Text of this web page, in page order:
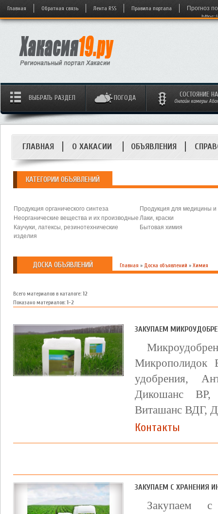
Главная Обратная связь Лента RSS Правила портала
Прогноз
ВЫБРАТЬ РАЗДЕЛ ПОГОДА СОСТОЯНИЕ
Онлайн камеры
ГЛАВНАЯ О ХАКАСИИ ОБЪЯВЛЕНИЯ
КАТЕГОРИИ ОБЪЯВЛЕНИЙ
Продукция органического синтеза
Продукция для медицины
Неорганические вещества и их производные Лаки, краски
Каучуки, латексы, резинотехнические
изделия
Бытовая химия
ДОСКА ОБЪЯВЛЕНИЙ Главная » Доска объявлений » Химия
Всего материалов в каталоге: 12
Показано материалов: 1-2
ЗАКУПАЕМ
Микрополидок
удобрения,
Дикошанс
Виташанс ВДГ,
Контакты
ЗАКУПАЕМ С ХРАНЕНИЯ
Закупаем с